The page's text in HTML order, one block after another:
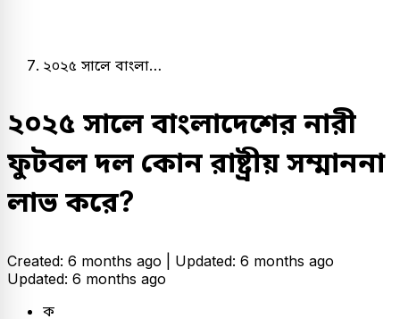
২০২৫ সালে বাংলা…
২০২৫ সালে বাংলাদেশের নারী
ফুটবল দল কোন রাষ্ট্রীয় সম্মাননা
লাভ করে?
Created: 6 months ago | Updated: 6 months ago
Updated: 6 months ago
ক